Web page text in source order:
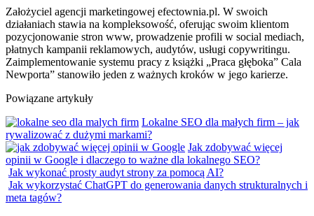
Założyciel agencji marketingowej efectownia.pl. W swoich
działaniach stawia na kompleksowość, oferując swoim klientom
pozycjonowanie stron www, prowadzenie profili w social mediach,
płatnych kampanii reklamowych, audytów, usługi copywritingu.
Zaimplementowanie systemu pracy z książki „Praca głęboka” Cala
Newporta” stanowiło jeden z ważnych kroków w jego karierze.
Powiązane artykuły
Lokalne SEO dla małych firm – jak
rywalizować z dużymi markami?
Jak zdobywać więcej
opinii w Google i dlaczego to ważne dla lokalnego SEO?
Jak wykonać prosty audyt strony za pomocą AI?
Jak wykorzystać ChatGPT do generowania danych strukturalnych i
meta tagów?